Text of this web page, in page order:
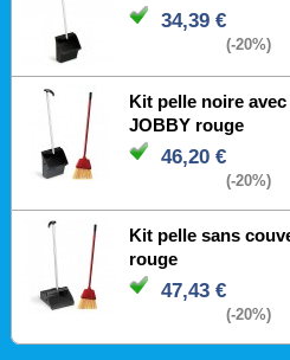
34,39 €
(-20%)
Kit pelle noire
JOBBY rouge
46,20 €
(-20%)
Kit pelle sans
rouge
47,43 €
(-20%)